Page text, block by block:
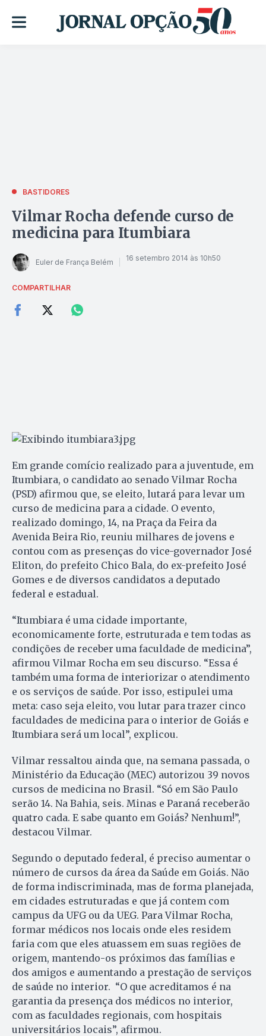
BASTIDORES
Vilmar Rocha defende curso de
medicina para Itumbiara
Euler de França Belém 16 setembro 2014 às 10h50
COMPARTILHAR
Em grande comício realizado para a juventude, em
Itumbiara, o candidato ao senado Vilmar Rocha
(PSD) afirmou que, se eleito, lutará para levar um
curso de medicina para a cidade. O evento,
realizado domingo, 14, na Praça da Feira da
Avenida Beira Rio, reuniu milhares de jovens e
contou com as presenças do vice-governador José
Eliton, do prefeito Chico Bala, do ex-prefeito José
Gomes e de diversos candidatos a deputado
federal e estadual.
“Itumbiara é uma cidade importante,
economicamente forte, estruturada e tem todas as
condições de receber uma faculdade de medicina”,
afirmou Vilmar Rocha em seu discurso. “Essa é
também uma forma de interiorizar o atendimento
e os serviços de saúde. Por isso, estipulei uma
meta: caso seja eleito, vou lutar para trazer cinco
faculdades de medicina para o interior de Goiás e
Itumbiara será um local”, explicou.
Vilmar ressaltou ainda que, na semana passada, o
Ministério da Educação (MEC) autorizou 39 novos
cursos de medicina no Brasil. “Só em São Paulo
serão 14. Na Bahia, seis. Minas e Paraná receberão
quatro cada. E sabe quanto em Goiás? Nenhum!”,
destacou Vilmar.
Segundo o deputado federal, é preciso aumentar o
número de cursos da área da Saúde em Goiás. Não
de forma indiscriminada, mas de forma planejada,
em cidades estruturadas e que já contem com
campus da UFG ou da UEG. Para Vilmar Rocha,
formar médicos nos locais onde eles residem
faria com que eles atuassem em suas regiões de
origem, mantendo-os próximos das famílias e
dos amigos e aumentando a prestação de serviços
de saúde no interior. “O que acreditamos é na
garantia da presença dos médicos no interior,
com as faculdades regionais, com hospitais
universitários locais”, afirmou.